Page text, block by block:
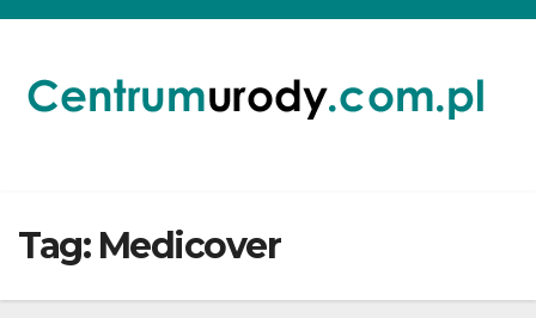
Skip
content
Tag: Medicover